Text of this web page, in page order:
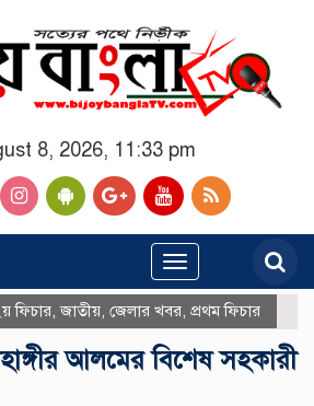
8, 2026, 11:33 pm
Toggle
navigation
ফিচার ,জাতীয় জেলার খবর প্রথম ফিচার
আলমের বিশেষ সহকারী